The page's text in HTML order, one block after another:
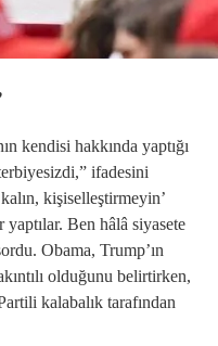
kendisi hakkında yaptığı
ifadesini
kişiselleştirmeyin’
Ben hâlâ siyasete
Obama, Trump’ın
olduğunu belirtirken,
kalabalık tarafından